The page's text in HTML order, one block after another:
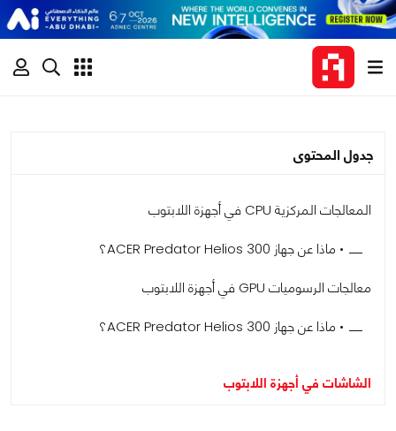
جدول المحتوى
المعالجات المركزية CPU في أجهزة اللابتوب
• ماذا عن جهاز ACER Predator Helios 300؟
معالجات الرسوميات GPU في أجهزة اللابتوب
• ماذا عن جهاز ACER Predator Helios 300؟
الشاشات في أجهزة اللابتوب